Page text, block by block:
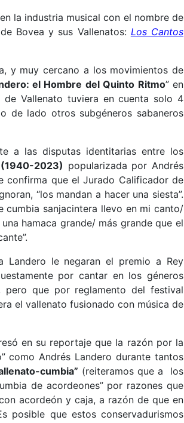
la industria musical con el nombre de
Bovea y sus Vallenatos: Los Cantos
y muy cercano a los movimientos de
el Hombre del Quinto Ritmo” en
Vallenato tuviera en cuenta solo 4
de lado otros subgéneros sabaneros
a las disputas identitarias entre los
2023) popularizada por Andrés
confirma que el Jurado Calificador de
“los mandan a hacer una siesta”.
cumbia sanjacintera llevo en mi canto/
hamaca grande/ más grande que el
Landero le negaran el premio a Rey
por cantar en los géneros
pero que por reglamento del festival
el vallenato fusionado con música de
en su reportaje que la razón por la
como Andrés Landero durante tantos
cumbia” (reiteramos que a los
de acordeones” por razones que
acordeón y caja, a razón de que en
posible que estos conservadurismos